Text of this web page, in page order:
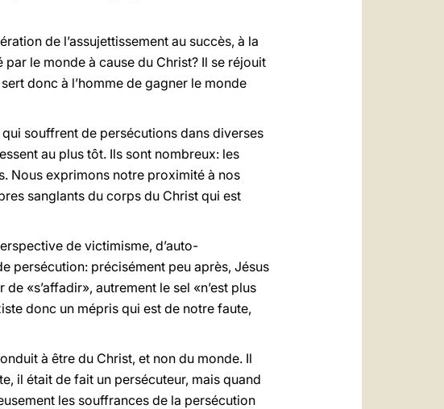
de l’assujettissement au succès, à la
le monde à cause du Christ? Il se réjouit
donc à l’homme de gagner le monde
souffrent de persécutions dans diverses
au plus tôt. Ils sont nombreux: les
Nous exprimons notre proximité à nos
sanglants du corps du Christ qui est
de victimisme, d’auto-
persécution: précisément peu après, Jésus
«s’affadir», autrement le sel «n’est plus
donc un mépris qui est de notre faute,
à être du Christ, et non du monde. Il
il était de fait un persécuteur, mais quand
les souffrances de la persécution